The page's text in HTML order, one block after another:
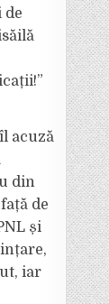
de
acuză
din
de
și
iar